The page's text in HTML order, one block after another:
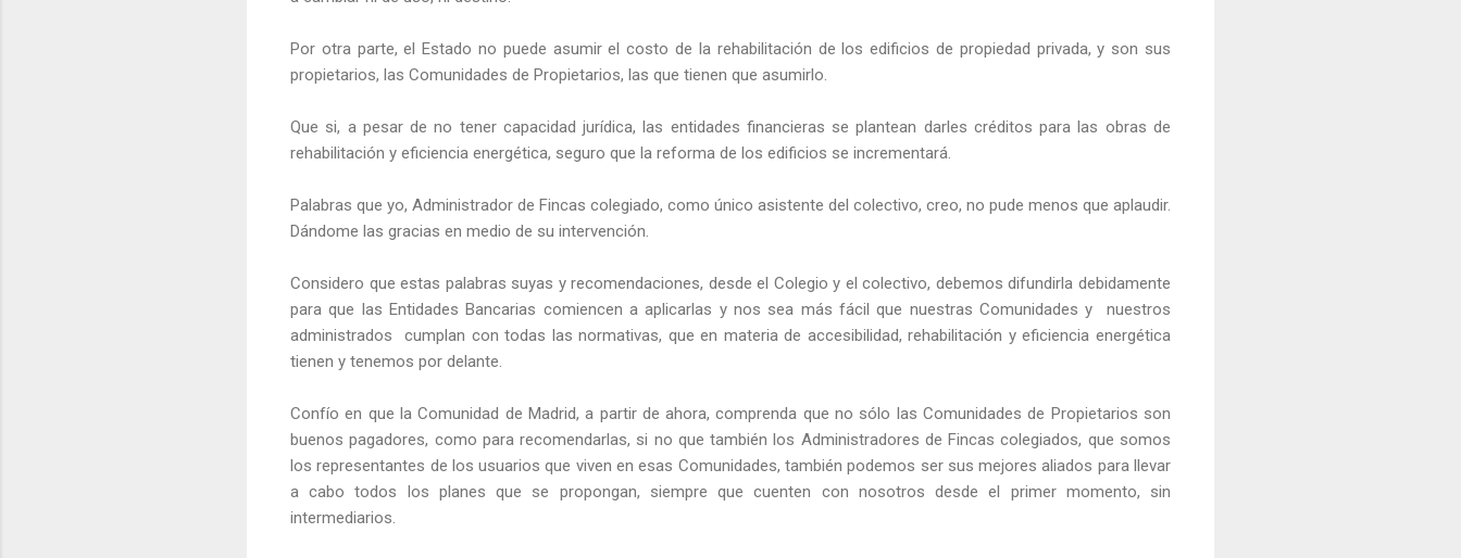
Por otra parte, el Estado no puede asumir el costo de la rehabilitación de los edificios de propiedad privada, y son sus
propietarios, las Comunidades de Propietarios, las que tienen que asumirlo.
Que si, a pesar de no tener capacidad jurídica, las entidades financieras se plantean darles créditos para las obras de
rehabilitación y eficiencia energética, seguro que la reforma de los edificios se incrementará.
Palabras que yo, Administrador de Fincas colegiado, como único asistente del colectivo, creo, no pude menos que aplaudir.
Dándome las gracias en medio de su intervención.
Considero que estas palabras suyas y recomendaciones, desde el Colegio y el colectivo, debemos difundirla debidamente
para que las Entidades Bancarias comiencen a aplicarlas y nos sea más fácil que nuestras Comunidades y nuestros
administrados cumplan con todas las normativas, que en materia de accesibilidad, rehabilitación y eficiencia energética
tienen y tenemos por delante.
Confío en que la Comunidad de Madrid, a partir de ahora, comprenda que no sólo las Comunidades de Propietarios son
buenos pagadores, como para recomendarlas, si no que también los Administradores de Fincas colegiados, que somos
los representantes de los usuarios que viven en esas Comunidades, también podemos ser sus mejores aliados para llevar
a cabo todos los planes que se propongan, siempre que cuenten con nosotros desde el primer momento, sin
intermediarios.